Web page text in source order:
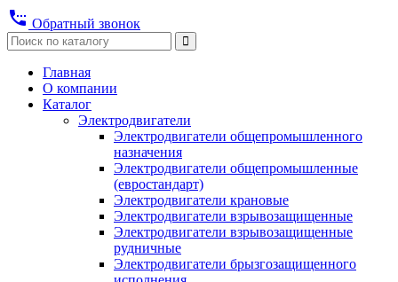
settings_phone Обратный звонок
Главная
О компании
Каталог
Электродвигатели
Электродвигатели общепромышленного
назначения
Электродвигатели общепромышленные
(евростандарт)
Электродвигатели крановые
Электродвигатели взрывозащищенные
Электродвигатели взрывозащищенные
рудничные
Электродвигатели брызгозащищенного